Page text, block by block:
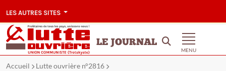
LES AUTRES SITES
LE JOURNAL
MENU
Accueil Lutte ouvrière n°2816